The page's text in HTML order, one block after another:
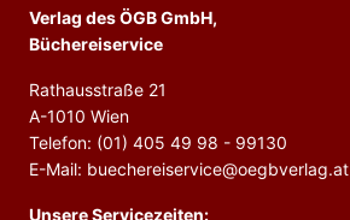
Verlag des ÖGB GmbH,
Büchereiservice
Rathausstraße 21
A-1010 Wien
Telefon: (01) 405 49 98 - 99130
E-Mail: buechereiservice@oegbverlag.at
Unsere Servicezeiten: